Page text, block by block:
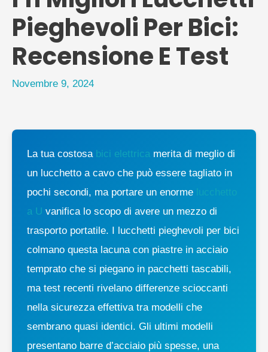
Pieghevoli Per Bici:
Recensione E Test
Novembre 9, 2024
La tua costosa bici elettrica merita di meglio di
un lucchetto a cavo che può essere tagliato in
pochi secondi, ma portare un enorme
a U vanifica lo scopo di avere un mezzo di
trasporto portatile. I lucchetti pieghevoli per bici
colmano questa lacuna con piastre in acciaio
temprato che si piegano in pacchetti tascabili,
ma test recenti rivelano differenze scioccanti
nella sicurezza effettiva tra modelli che
sembrano quasi identici. Gli ultimi modelli
presentano barre d’acciaio più spesse, una